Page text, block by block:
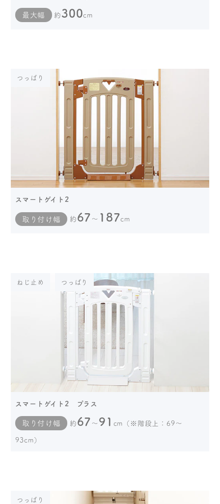
最大幅 約 300cm
つっぱり
スマートゲイト2
取り付け幅 約 67 ～ 187cm
ねじ止め つっぱり
スマートゲイト2 プラス
取り付け幅 約 67 ～ 91 cm（※階段上：69～
93cm）
つっぱり